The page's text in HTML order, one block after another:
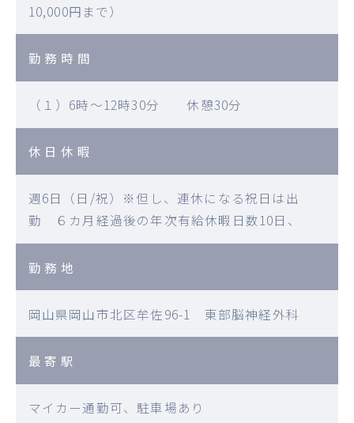
10,000円まで）
勤務時間
（１）6時～12時30分 休憩30分
休日休暇
週6日（日/祝）※但し、連休になる祝日は出
勤 ６カ月経過後の年次有給休暇日数10日、
勤務地
岡山県岡山市北区牟佐96-1 東部脳神経外科
最寄駅
マイカー通勤可、駐車場あり